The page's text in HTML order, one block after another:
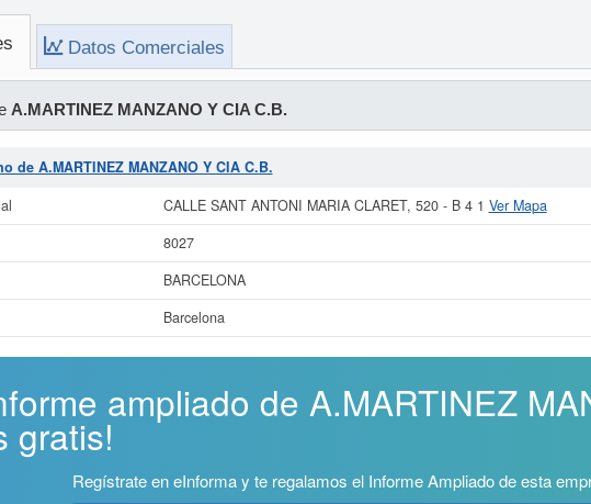
Datos Comerciales
A.MARTINEZ MANZANO Y CIA C.B.
de A.MARTINEZ MANZANO Y CIA C.B.
CALLE SANT ANTONI MARIA CLARET, 520 - B 4 1 Ver Mapa
8027
BARCELONA
Barcelona
ampliado de A.MARTINEZ
gratis!
Regístrate en eInforma y te regalamos el Informe Ampliado de esta